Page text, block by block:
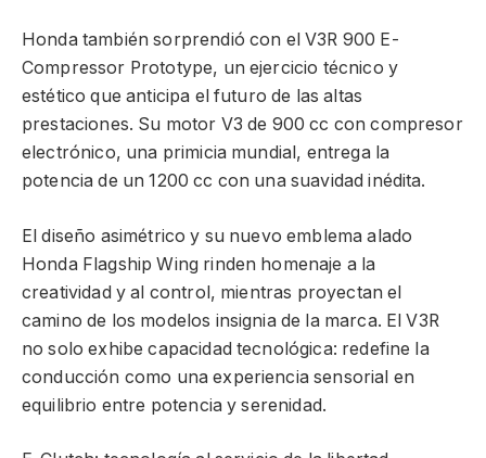
Honda también sorprendió con el V3R 900 E-
Compressor Prototype, un ejercicio técnico y
estético que anticipa el futuro de las altas
prestaciones. Su motor V3 de 900 cc con compresor
electrónico, una primicia mundial, entrega la
potencia de un 1200 cc con una suavidad inédita.
El diseño asimétrico y su nuevo emblema alado
Honda Flagship Wing rinden homenaje a la
creatividad y al control, mientras proyectan el
camino de los modelos insignia de la marca. El V3R
no solo exhibe capacidad tecnológica: redefine la
conducción como una experiencia sensorial en
equilibrio entre potencia y serenidad.